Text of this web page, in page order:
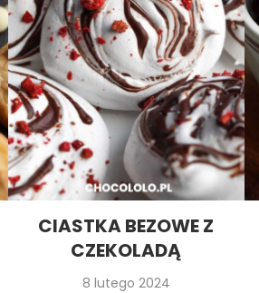
CIASTKA BEZOWE Z
CZEKOLADĄ
8 lutego 2024